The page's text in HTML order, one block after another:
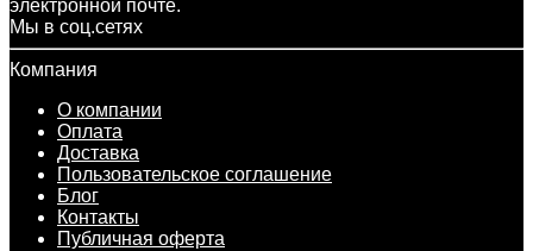
электронной почте.
Мы в соц.сетях
Компания
О компании
Оплата
Доставка
Пользовательское соглашение
Блог
Контакты
Публичная оферта